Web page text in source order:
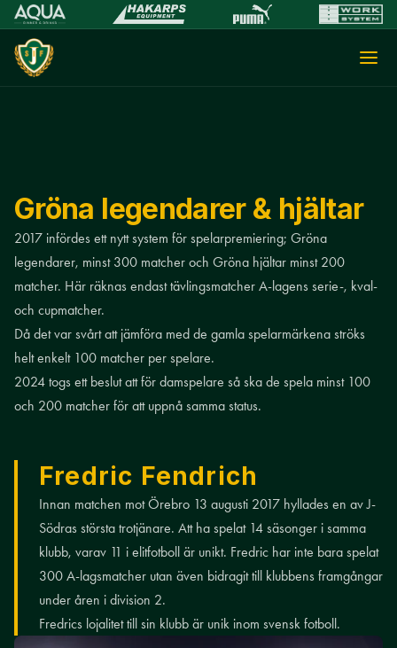
Gröna legendarer & hjältar
2017 infördes ett nytt system för spelarpremiering; Gröna
legendarer, minst 300 matcher och Gröna hjältar minst 200
matcher. Här räknas endast tävlingsmatcher A-lagens serie-, kval-
och cupmatcher.
Då det var svårt att jämföra med de gamla spelarmärkena ströks
helt enkelt 100 matcher per spelare.
2024 togs ett beslut att för damspelare så ska de spela minst 100
och 200 matcher för att uppnå samma status.
Fredric Fendrich
Innan matchen mot Örebro 13 augusti 2017 hyllades en av J-
Södras största trotjänare. Att ha spelat 14 säsonger i samma
klubb, varav 11 i elitfotboll är unikt. Fredric har inte bara spelat
300 A-lagsmatcher utan även bidragit till klubbens framgångar
under åren i division 2.
Fredrics lojalitet till sin klubb är unik inom svensk fotboll.